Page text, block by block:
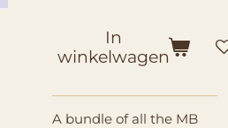
In
winkelwagen
A bundle of all the MB